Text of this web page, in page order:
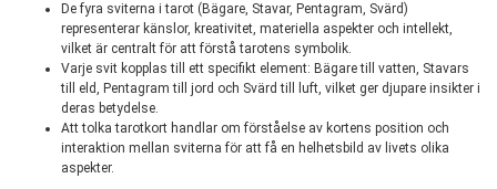
De fyra sviterna i tarot (Bägare, Stavar, Pentagram, Svärd)
representerar känslor, kreativitet, materiella aspekter och intellekt,
vilket är centralt för att förstå tarotens symbolik.
Varje svit kopplas till ett specifikt element: Bägare till vatten, Stavars
till eld, Pentagram till jord och Svärd till luft, vilket ger djupare insikter i
deras betydelse.
Att tolka tarotkort handlar om förståelse av kortens position och
interaktion mellan sviterna för att få en helhetsbild av livets olika
aspekter.